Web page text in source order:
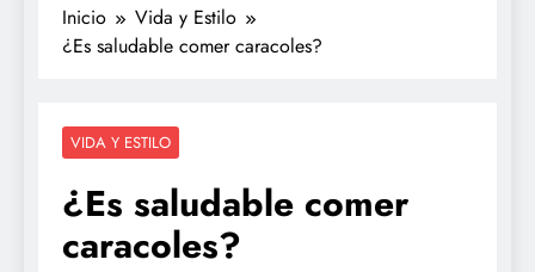
Inicio
Vida y Estilo
¿Es saludable comer caracoles?
VIDA Y ESTILO
¿Es saludable comer
caracoles?